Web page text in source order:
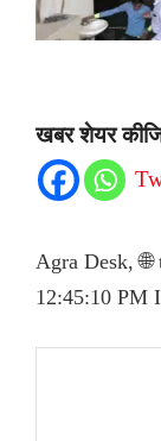
खबर शेयर
Agra Desk,
12:45:10 PM